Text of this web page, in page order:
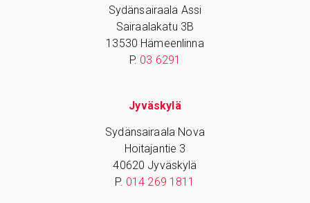
Sydänsairaala Assi
Sairaalakatu 3B
13530 Hämeenlinna
P. 03 6291
Jyväskylä
Sydänsairaala Nova
Hoitajantie 3
40620 Jyväskylä
P. 014 269 1811